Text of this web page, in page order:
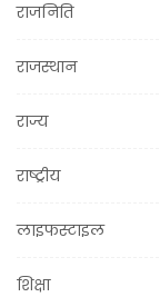
राजनिति
राजस्थान
राज्य
राष्ट्रीय
लाइफस्टाइल
शिक्षा